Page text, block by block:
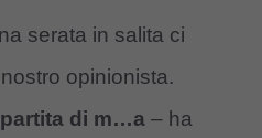
serata in salita ci
opinionista.
di m…a – ha